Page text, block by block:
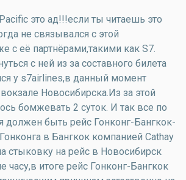
это ад!!!если ты читаешь это
не связывался с этой
с её партнёрами,такими как S7.
с ней из за составного билета
у s7airlines,в данный момент
Новосибирска.Из за этой
бомжевать 2 суток. И так все по
должен быть рейс Гонконг-Бангкок-
в Бангкок компанией Cathay
стыковку на рейс в Новосибирск
часу,в итоге рейс Гонконг-Бангкок